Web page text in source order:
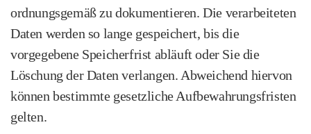
ordnungsgemäß zu dokumentieren. Die verarbeiteten
Daten werden so lange gespeichert, bis die
vorgegebene Speicherfrist abläuft oder Sie die
Löschung der Daten verlangen. Abweichend hiervon
können bestimmte gesetzliche Aufbewahrungsfristen
gelten.